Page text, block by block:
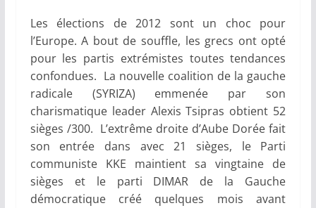
Les élections de 2012 sont un choc pour
l’Europe. A bout de souffle, les grecs ont opté
pour les partis extrémistes toutes tendances
confondues. La nouvelle coalition de la gauche
radicale (SYRIZA) emmenée par son
charismatique leader Alexis Tsipras obtient 52
sièges /300. L’extrême droite d’Aube Dorée fait
son entrée dans avec 21 sièges, le Parti
communiste KKE maintient sa vingtaine de
sièges et le parti DIMAR de la Gauche
démocratique créé quelques mois avant